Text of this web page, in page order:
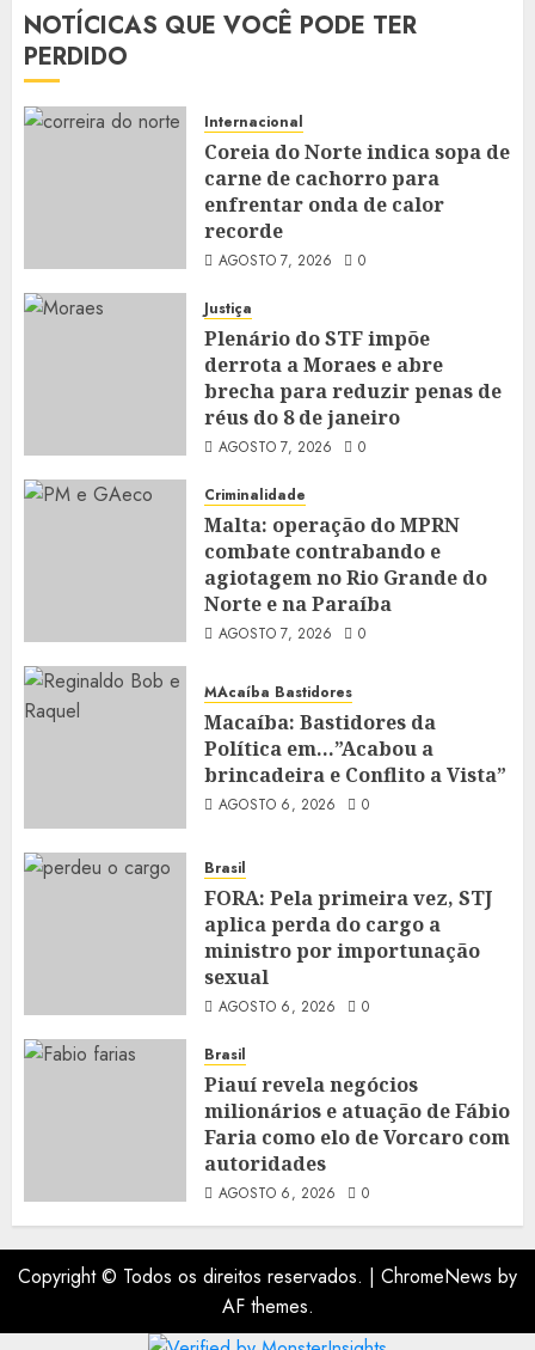
NOTÍCICAS QUE VOCÊ PODE TER
PERDIDO
Internacional
Coreia do Norte indica sopa de
carne de cachorro para
enfrentar onda de calor
recorde
AGOSTO 7, 2026 0
Justiça
Plenário do STF impõe
derrota a Moraes e abre
brecha para reduzir penas de
réus do 8 de janeiro
AGOSTO 7, 2026 0
Criminalidade
Malta: operação do MPRN
combate contrabando e
agiotagem no Rio Grande do
Norte e na Paraíba
AGOSTO 7, 2026 0
MAcaíba Bastidores
Macaíba: Bastidores da
Política em…”Acabou a
brincadeira e Conflito a Vista”
AGOSTO 6, 2026 0
Brasil
FORA: Pela primeira vez, STJ
aplica perda do cargo a
ministro por importunação
sexual
AGOSTO 6, 2026 0
Brasil
Piauí revela negócios
milionários e atuação de Fábio
Faria como elo de Vorcaro com
autoridades
AGOSTO 6, 2026 0
Copyright © Todos os direitos reservados. | ChromeNews by
AF themes.